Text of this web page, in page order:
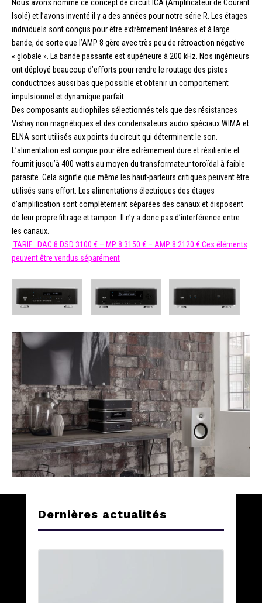
Nous avons nommé ce concept de circuit ICA (Amplificateur de Courant
Isolé) et l’avons inventé il y a des années pour notre série R. Les étages
individuels sont conçus pour être extrêmement linéaires et à large
bande, de sorte que l’AMP 8 gère avec très peu de rétroaction négative
« globale ». La bande passante est supérieure à 200 kHz. Nos ingénieurs
ont déployé beaucoup d’efforts pour rendre le routage des pistes
conductrices aussi bas que possible et obtenir un comportement
impulsionnel et dynamique parfait.
Des composants audiophiles sélectionnés tels que des résistances
Vishay non magnétiques et des condensateurs audio spéciaux WIMA et
ELNA sont utilisés aux points du circuit qui déterminent le son.
L’alimentation est conçue pour être extrêmement dure et résiliente et
fournit jusqu’à 400 watts au moyen du transformateur toroïdal à faible
parasite. Cela signifie que même les haut-parleurs critiques peuvent être
utilisés sans effort. Les alimentations électriques des étages
d’amplification sont complètement séparées des canaux et disposent
de leur propre filtrage et tampon. Il n’y a donc pas d’interférence entre
les canaux.
TARIF : DAC 8 DSD 3100 € – MP 8 3150 € – AMP 8 2120 € Ces éléments
peuvent être vendus séparément
Dernières actualités